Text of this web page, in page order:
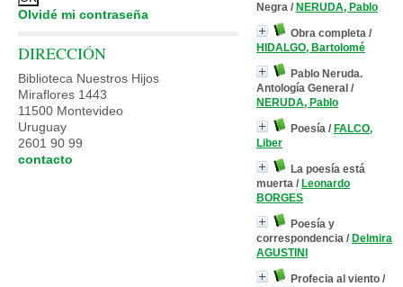
Negra / NERUDA, Pablo
Obra completa /
HIDALGO, Bartolomé
Pablo Neruda.
Antología General /
NERUDA, Pablo
Poesía / FALCO,
Liber
La poesía está
muerta / Leonardo
BORGES
Poesía y
correspondencia / Delmira
AGUSTINI
Profecia al viento /
Olvidé mi contraseña
DIRECCIÓN
Biblioteca Nuestros Hijos
Miraflores 1443
11500 Montevideo
Uruguay
2601 90 99
contacto